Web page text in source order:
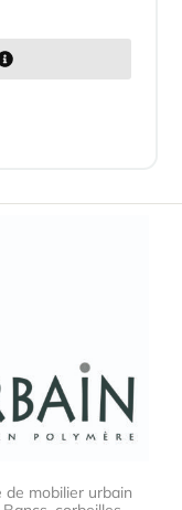
de mobilier urbain